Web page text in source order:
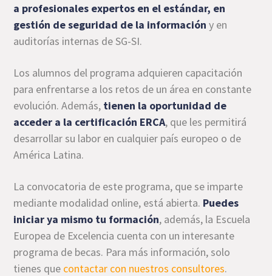
a profesionales expertos en el estándar, en
gestión de seguridad de la información y en
auditorías internas de SG-SI.
Los alumnos del programa adquieren capacitación
para enfrentarse a los retos de un área en constante
evolución. Además, tienen la oportunidad de
acceder a la certificación ERCA, que les permitirá
desarrollar su labor en cualquier país europeo o de
América Latina.
La convocatoria de este programa, que se imparte
mediante modalidad online, está abierta. Puedes
iniciar ya mismo tu formación, además, la Escuela
Europea de Excelencia cuenta con un interesante
programa de becas. Para más información, solo
tienes que contactar con nuestros consultores.